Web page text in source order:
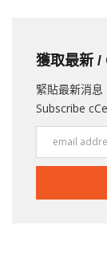
獲取最新
緊貼最新消
Subscribe